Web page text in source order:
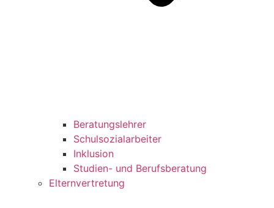
Beratungslehrer
Schulsozialarbeiter
Inklusion
Studien- und Berufsberatung
Elternvertretung